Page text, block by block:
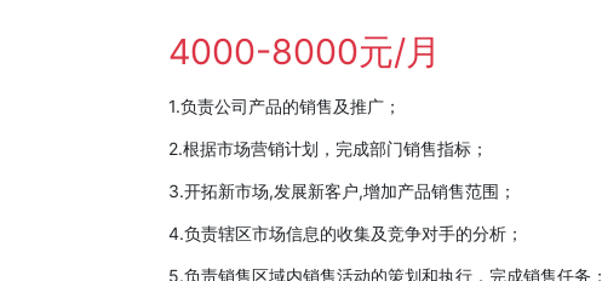
4000-8000元/月
1.负责公司产品的销售及推广；
2.根据市场营销计划，完成部门销售指标；
3.开拓新市场,发展新客户,增加产品销售范围；
4.负责辖区市场信息的收集及竞争对手的分析；
5.负责销售区域内销售活动的策划和执行，完成销售任务；